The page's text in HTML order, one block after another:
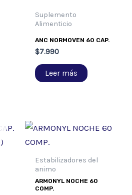
Suplemento
Alimenticio
ANC NORMOVEN 60 CAP.
$7.990
Leer más
Estabilizadores del
animo
ARMONYL NOCHE 60
COMP.